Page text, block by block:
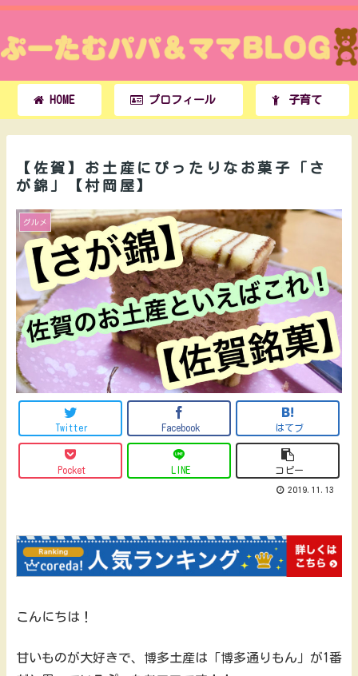
HOME プロフィール 子育て
【佐賀】お土産にぴったりなお菓子「さ
が錦」【村岡屋】
グルメ
Twitter Facebook はてブ
Pocket LINE コピー
2019.11.13
こんにちは！
甘いものが大好きで、博多土産は「博多通りもん」が1番